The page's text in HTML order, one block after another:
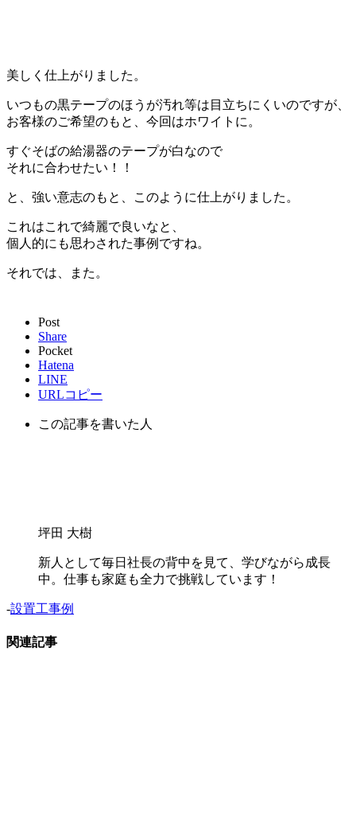
美しく仕上がりました。
いつもの黒テープのほうが汚れ等は目立ちにくいのですが、
お客様のご希望のもと、今回はホワイトに。
すぐそばの給湯器のテープが白なので
それに合わせたい！！
と、強い意志のもと、このように仕上がりました。
これはこれで綺麗で良いなと、
個人的にも思わされた事例ですね。
それでは、また。
Post
Share
Pocket
Hatena
LINE
URLコピー
この記事を書いた人
坪田 大樹
新人として毎日社長の背中を見て、学びながら成長
中。仕事も家庭も全力で挑戦しています！
-設置工事例
関連記事